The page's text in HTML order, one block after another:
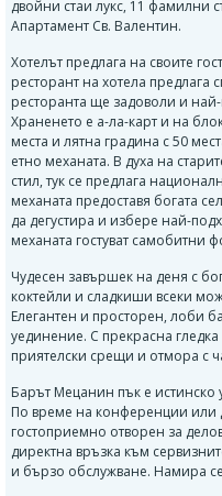
двойни стаи лукс, 11 фамилни
Апартамент Св. Валентин.
Хотелът предлага на своите
ресторант на хотела предлага
ресторанта ще задоволи и
Храненето е а-ла-карт и на
места и лятна градина с 50
етно механата. В духа на
стил, тук се предлага
механата предоставя богата
да дегустира и избере най-
механата гостуват самобитни
Чудесен завършек на деня с
коктейли и сладкиши всеки
Елегантен и просторен, лоби
уединение. С прекрасна
приятелски срещи и отмора с
Барът Мецанин пък е истинско
По време на конференции или
гостоприемно отворен за
директна връзка към
и бързо обслужване. Намира